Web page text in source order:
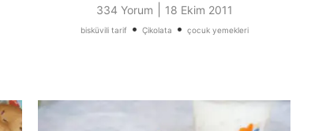
334 Yorum 18 Ekim 2011
bisküvili tarif• Çikolata • çocuk yemekleri